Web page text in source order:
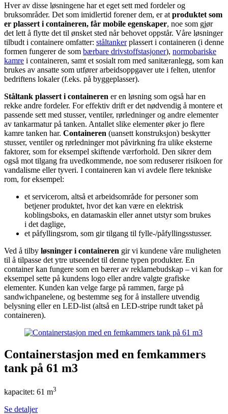
Hver av disse løsningene har et eget sett med fordeler og
bruksområder. Det som imidlertid forener dem, er at produktet som
er plassert i containeren, får mobile egenskaper, noe som gjør
det lett å flytte det til ønsket sted når behovet oppstår. Våre løsninger
tilbudt i containere omfatter: ståltankerplassert i containeren (i denne
formen fungerer de som bærbare drivstoffstasjoner), normobariske
kamre i containeren, samt et sosialt rom med sanitæranlegg, som kan
brukes av ansatte som utfører arbeidsoppgaver ute i felten, utenfor
bedriftens lokaler (f.eks. på byggeplasser).
Ståltank plassert i containeren er en løsning som også har en
rekke andre fordeler. For effektiv drift er det nødvendig å montere et
passende sett med stusser, ventiler, rørledninger og andre elementer
av tankarmatur på tanken. Antallet slike elementer øker jo flere
kamre tanken har. Containeren (uansett konstruksjon) beskytter
stusser, ventiler og rørledninger mot påvirkning fra ulike eksterne
faktorer, som for eksempel skiftende værforhold. Den sikrer dem
også mot tilgang fra uvedkommende, noe som reduserer risikoen for
vandalisme eller tyveri. I containeren kan vi avdele flere tekniske
rom, for eksempel:
et servicerom, altså et arbeidsområde for personer som
betjener produktet, hvor det kan være en elektrisk
koblingsboks, en datamaskin eller annet utstyr som brukes
i det daglige,
et påfyllingsrom, som gir tilgang til fylle-/påfyllingsstusser.
Ved å tilby løsninger i containeren gir vi kundene våre muligheten
til å tilpasse det ytre utseendet til denne typen produkter. En
container kan fungere som en bærer av reklamebudskap – vi kan for
eksempel sette på kundens logo eller andre valgte grafiske
elementer. Kunden kan velge farge på rammen, farge på
sandwichpanelene, og bestemme seg for å installere utvendig
belysning eller en LED-list (altså en LED-stripe rundt taket på
containeren).
Containerstasjon med en femkammers
tank på 61 m3
kapacitet: 61 m3
Se detaljer